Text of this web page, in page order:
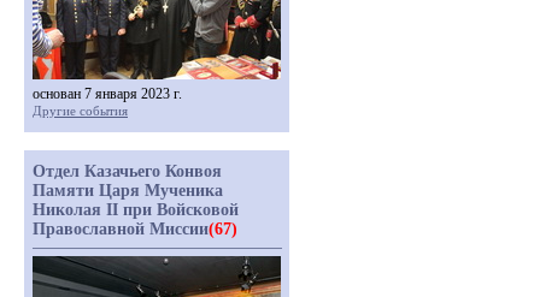
основан 7 января 2023 г.
Другие события
Отдел Казачьего Конвоя
Памяти Царя Мученика
Николая II при Войсковой
Православной Миссии(67)